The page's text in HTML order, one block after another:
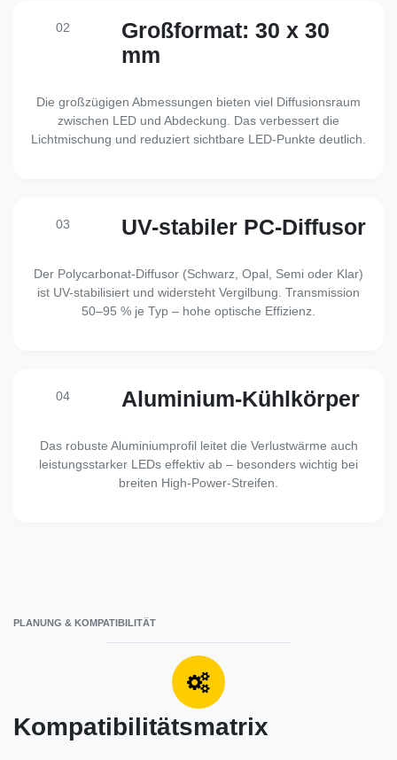
02
Großformat: 30 x 30
mm
Die großzügigen Abmessungen bieten viel Diffusionsraum
zwischen LED und Abdeckung. Das verbessert die
Lichtmischung und reduziert sichtbare LED-Punkte deutlich.
03 UV-stabiler PC-Diffusor
Der Polycarbonat-Diffusor (Schwarz, Opal, Semi oder Klar)
ist UV-stabilisiert und widersteht Vergilbung. Transmission
50–95 % je Typ – hohe optische Effizienz.
04 Aluminium-Kühlkörper
Das robuste Aluminiumprofil leitet die Verlustwärme auch
leistungsstarker LEDs effektiv ab – besonders wichtig bei
breiten High-Power-Streifen.
PLANUNG & KOMPATIBILITÄT
Kompatibilitätsmatrix